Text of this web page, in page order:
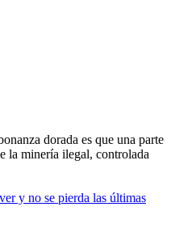
dorada es que una parte
la minería ilegal, controlada
y no se pierda las últimas